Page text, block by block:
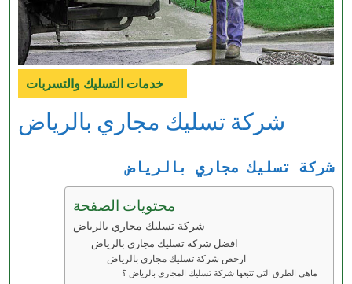
خدمات التسليك والتسربات
Category
شركة تسليك مجاري بالرياض
شركة تسليك مجاري بالرياض
محتويات الصفحة
شركة تسليك مجاري بالرياض
افضل شركة تسليك مجاري بالرياض
ارخص شركة تسليك مجاري بالرياض
ماهي الطرق التي تتبعها شركة تسليك المجاري بالرياض ؟